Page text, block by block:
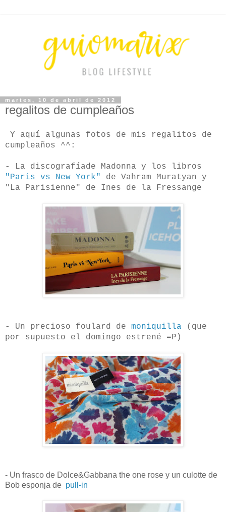
martes, 10 de abril de 2012
regalitos de cumpleaños
Y aquí algunas fotos de mis regalitos de
cumpleaños ^^:
- La discografíade Madonna y los libros
"Paris vs New York"
de Vahram Muratyan y
"La Parisienne" de Ines de la Fressange
- Un precioso foulard de moniquilla (que
por supuesto el domingo estrené =P)
- Un frasco de Dolce&Gabbana the one rose y un culotte de
Bob esponja de pull-in